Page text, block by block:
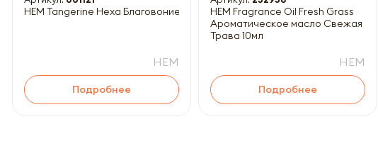
HEM Tangerine Hexa Благовоние Мандарин 20шт
HEM
Подробнее
HEM Fragrance Oil Fresh Grass
Ароматическое масло Свежая
Трава 10мл
HEM
Подробнее